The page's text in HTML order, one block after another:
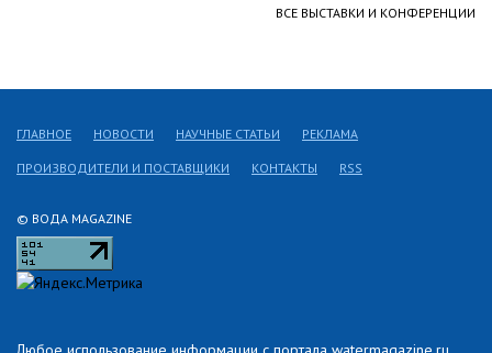
ВСЕ ВЫСТАВКИ И КОНФЕРЕНЦИИ
© ВОДА MAGAZINE
ГЛАВНОЕ НОВОСТИ НАУЧНЫЕ СТАТЬИ РЕКЛАМА
ПРОИЗВОДИТЕЛИ И ПОСТАВЩИКИ КОНТАКТЫ RSS